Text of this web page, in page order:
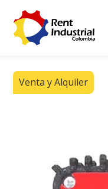
Venta y Alquiler